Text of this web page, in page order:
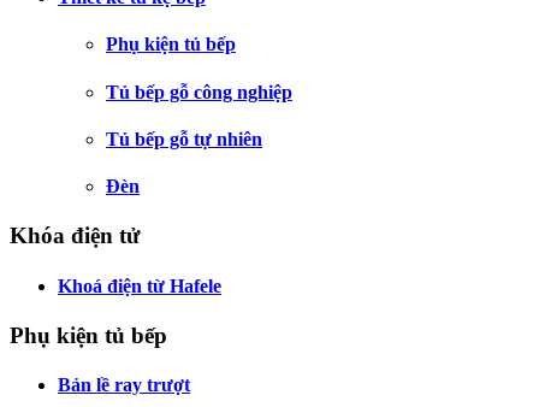
Phụ kiện tủ bếp
Tủ bếp gỗ công nghiệp
Tủ bếp gỗ tự nhiên
Đèn
Khóa điện tử
Khoá điện từ Hafele
Phụ kiện tủ bếp
Bản lề ray trượt